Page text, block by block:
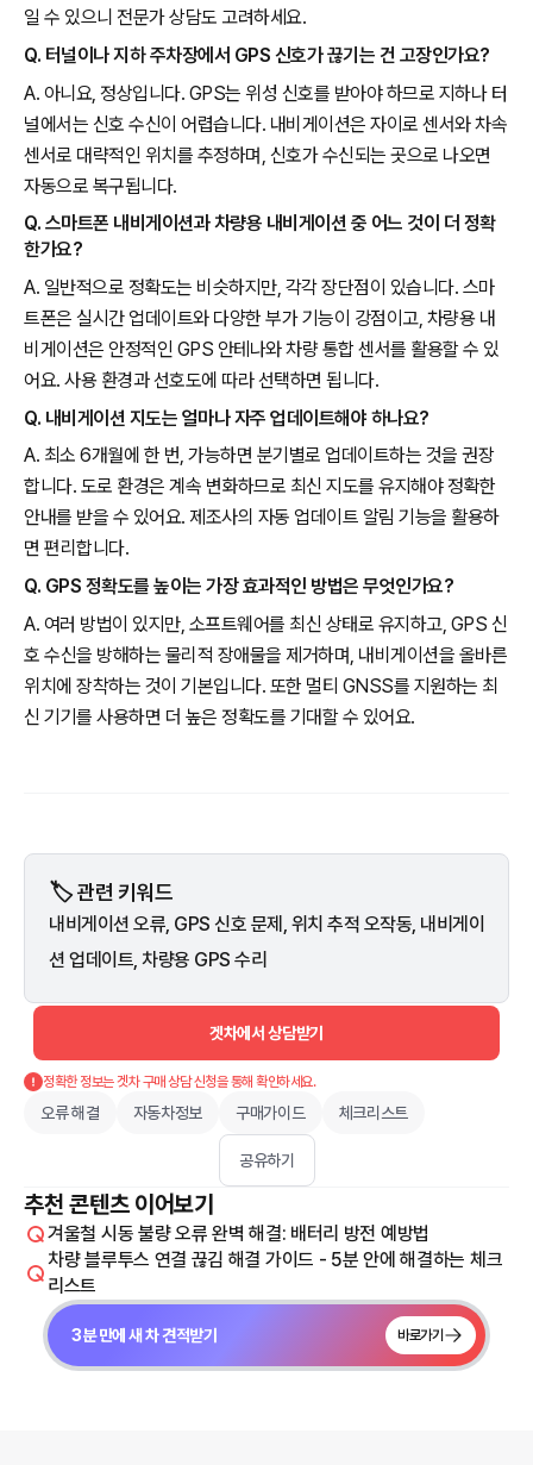
일 수 있으니 전문가 상담도 고려하세요.
Q. 터널이나 지하 주차장에서 GPS 신호가 끊기는 건 고장인가요?
A. 아니요, 정상입니다. GPS는 위성 신호를 받아야 하므로 지하나 터
널에서는 신호 수신이 어렵습니다. 내비게이션은 자이로 센서와 차속
센서로 대략적인 위치를 추정하며, 신호가 수신되는 곳으로 나오면
자동으로 복구됩니다.
Q. 스마트폰 내비게이션과 차량용 내비게이션 중 어느 것이 더 정확
한가요?
A. 일반적으로 정확도는 비슷하지만, 각각 장단점이 있습니다. 스마
트폰은 실시간 업데이트와 다양한 부가 기능이 강점이고, 차량용 내
비게이션은 안정적인 GPS 안테나와 차량 통합 센서를 활용할 수 있
어요. 사용 환경과 선호도에 따라 선택하면 됩니다.
Q. 내비게이션 지도는 얼마나 자주 업데이트해야 하나요?
A. 최소 6개월에 한 번, 가능하면 분기별로 업데이트하는 것을 권장
합니다. 도로 환경은 계속 변화하므로 최신 지도를 유지해야 정확한
안내를 받을 수 있어요. 제조사의 자동 업데이트 알림 기능을 활용하
면 편리합니다.
Q. GPS 정확도를 높이는 가장 효과적인 방법은 무엇인가요?
A. 여러 방법이 있지만, 소프트웨어를 최신 상태로 유지하고, GPS 신
호 수신을 방해하는 물리적 장애물을 제거하며, 내비게이션을 올바른
위치에 장착하는 것이 기본입니다. 또한 멀티 GNSS를 지원하는 최
신 기기를 사용하면 더 높은 정확도를 기대할 수 있어요.
🏷️ 관련 키워드
내비게이션 오류, GPS 신호 문제, 위치 추적 오작동, 내비게이
션 업데이트, 차량용 GPS 수리
겟차에서 상담받기
정확한 정보는 겟차 구매 상담 신청을 통해 확인하세요.
오류 해결 자동차정보 구매가이드 체크리스트
공유하기
추천 콘텐츠 이어보기
겨울철 시동 불량 오류 완벽 해결: 배터리 방전 예방법
차량 블루투스 연결 끊김 해결 가이드 - 5분 안에 해결하는 체크
리스트
3분 만에 새 차 견적받기 바로가기